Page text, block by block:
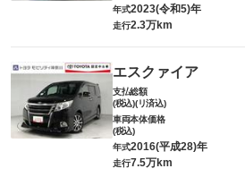
年式2023(令和5)年
走行2.3万km
エスクァイア
支払総額
(税込)(リ済込)
車両本体価格
(税込)
年式2016(平成28)年
走行7.5万km